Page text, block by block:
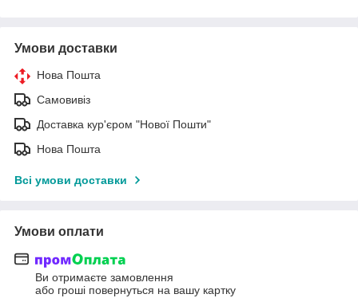
Умови доставки
Нова Пошта
Самовивіз
Доставка кур'єром "Нової Пошти"
Нова Пошта
Всі умови доставки
Умови оплати
Ви отримаєте замовлення
або гроші повернуться на вашу картку